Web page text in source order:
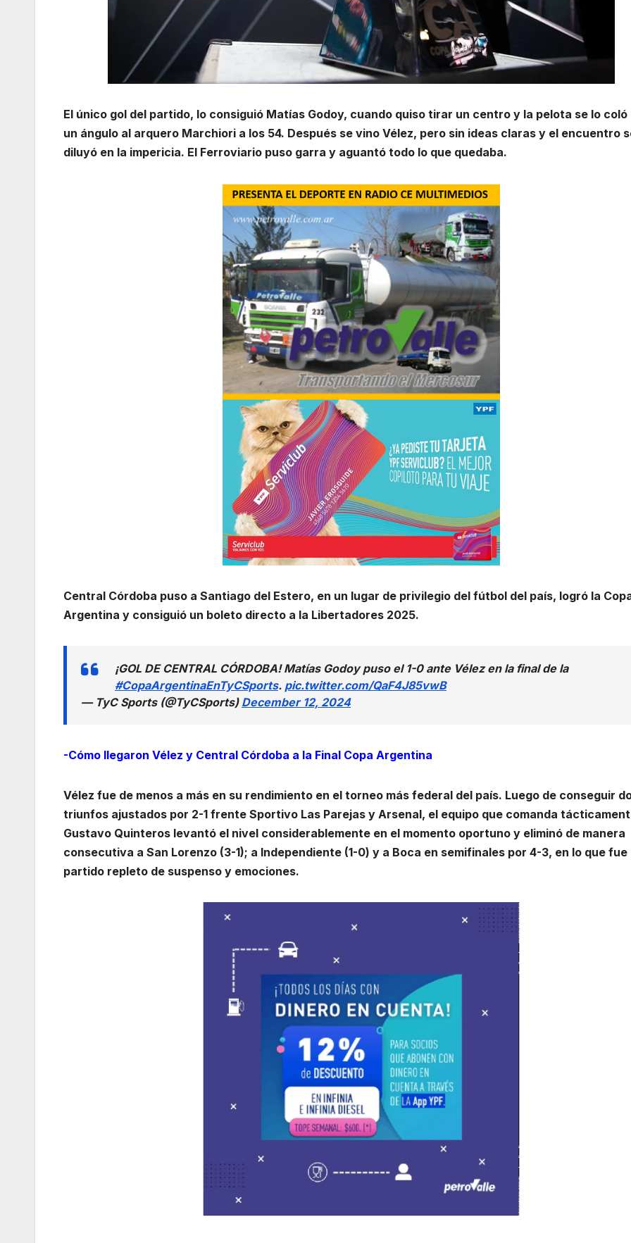
El único gol del partido, lo consiguió Matías Godoy, cuando quiso tirar un centro y la pelota se lo coló
un ángulo al arquero Marchiori a los 54. Después se vino Vélez, pero sin ideas claras y el encuentro
diluyó en la impericia. El Ferroviario puso garra y aguantó todo lo que quedaba.
Central Córdoba puso a Santiago del Estero, en un lugar de privilegio del fútbol del país, logró la
Argentina y consiguió un boleto directo a la Libertadores 2025.
¡GOL DE CENTRAL CÓRDOBA! Matías Godoy puso el 1-0 ante Vélez en la final de la
#CopaArgentinaEnTyCSports. pic.twitter.com/QaF4J85vwB
— TyC Sports (@TyCSports) December 12, 2024
-Cómo llegaron Vélez y Central Córdoba a la Final Copa Argentina
Vélez fue de menos a más en su rendimiento en el torneo más federal del país. Luego de conseguir
triunfos ajustados por 2-1 frente Sportivo Las Parejas y Arsenal, el equipo que comanda
Gustavo Quinteros levantó el nivel considerablemente en el momento oportuno y eliminó de manera
consecutiva a San Lorenzo (3-1); a Independiente (1-0) y a Boca en semifinales por 4-3, en lo que fue
partido repleto de suspenso y emociones.